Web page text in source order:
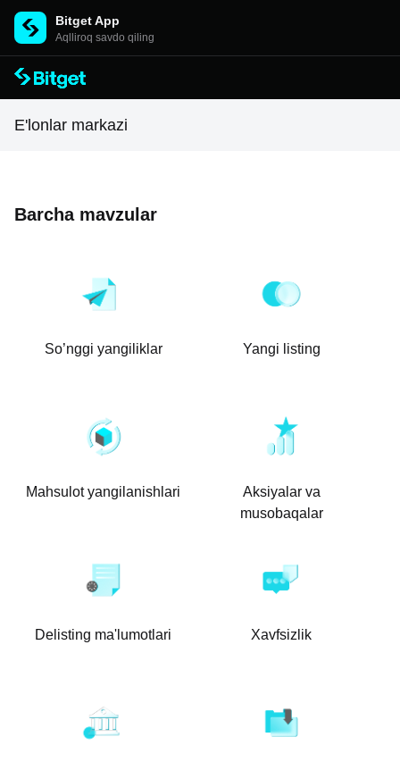
Bitget App
Aqlliroq savdo qiling
E'lonlar markazi
Barcha mavzular
So’nggi yangiliklar Yangi listing
Mahsulot yangilanishlari
Aksiyalar va
musobaqalar
Delisting ma'lumotlari Xavfsizlik